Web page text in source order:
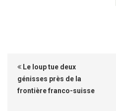
Le loup tue deux
génisses près de la
frontière franco-suisse